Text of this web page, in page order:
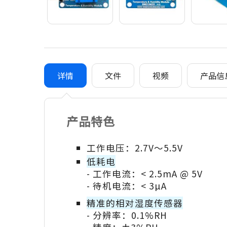
详情 文件 视频 产品信
产品特色
工作电压：2.7V～5.5V
低耗电
- 工作电流：< 2.5mA @ 5V
- 待机电流：< 3µA
精准的相对湿度传感器
- 分辨率：0.1%RH